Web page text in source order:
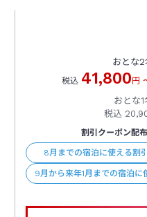
おとな2
税込 41,800円
おとな1
税込
割引クーポン配
8月までの宿泊に使える割
9月から来年1月までの宿泊